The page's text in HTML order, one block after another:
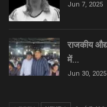
Jun 7, 2025
राजकीय
में…
Jun 30, 2025